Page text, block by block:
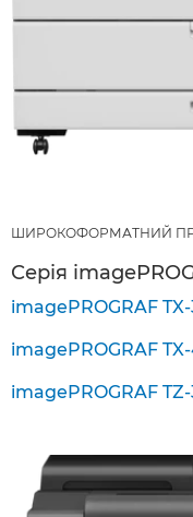
ШИРОКОФОРМАТНИЙ
Серія
imagePROGRAF
imagePROGRAF
imagePROGRAF